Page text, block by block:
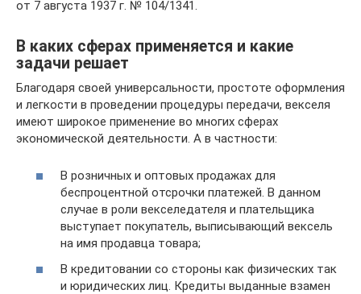
от 7 августа 1937 г. № 104/1341.
В каких сферах применяется и какие
задачи решает
Благодаря своей универсальности, простоте оформления
и легкости в проведении процедуры передачи, векселя
имеют широкое применение во многих сферах
экономической деятельности. А в частности:
В розничных и оптовых продажах для
беспроцентной отсрочки платежей. В данном
случае в роли векселедателя и плательщика
выступает покупатель, выписывающий вексель
на имя продавца товара;
В кредитовании со стороны как физических так
и юридических лиц. Кредиты выданные взамен